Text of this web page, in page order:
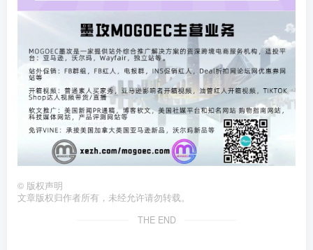
© 版权声明
文章版权归作者所有，未经允许请勿转载。
THE END